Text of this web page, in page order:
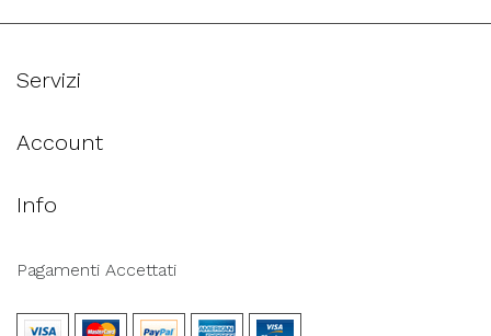
Servizi
Account
Info
Pagamenti Accettati